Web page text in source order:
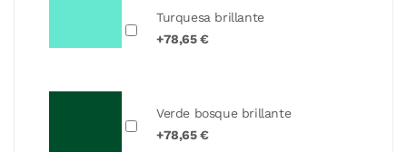
Turquesa brillante
+78,65 €
Verde bosque brillante
+78,65 €